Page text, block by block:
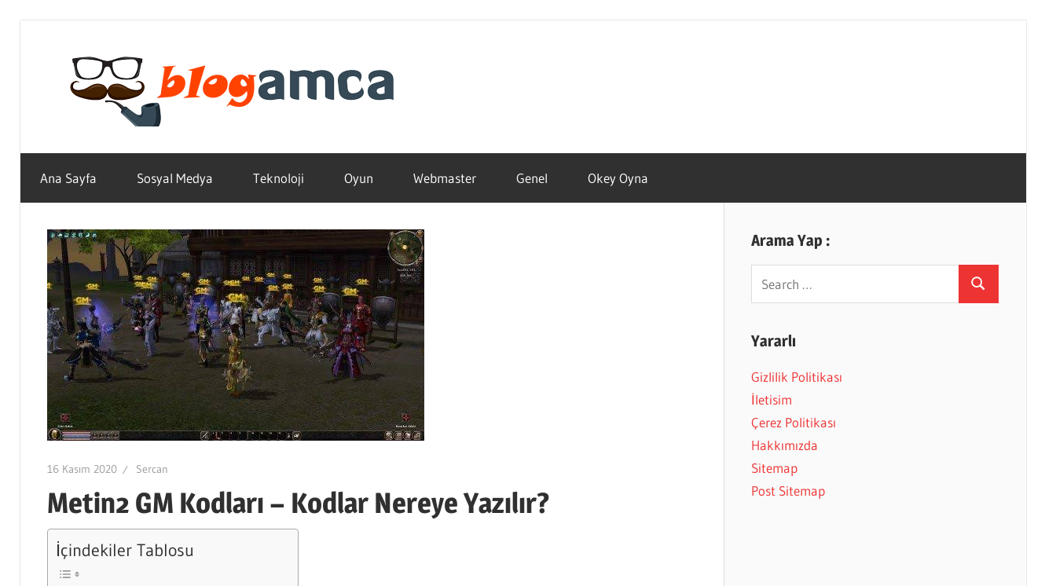
Haber,
Bilgi
–
Amcası
Ana Sayfa Sosyal Medya Teknoloji Oyun Webmaster Genel Okey Oyna
16 Kasım 2020 Sercan
Metin2 GM Kodları – Kodlar Nereye Yazılır?
İçindekiler Tablosu
Arama Yap :
Search
Yararlı
Gizlilik Politikası
İletisim
Çerez Politikası
Hakkımızda
Sitemap
Post Sitemap